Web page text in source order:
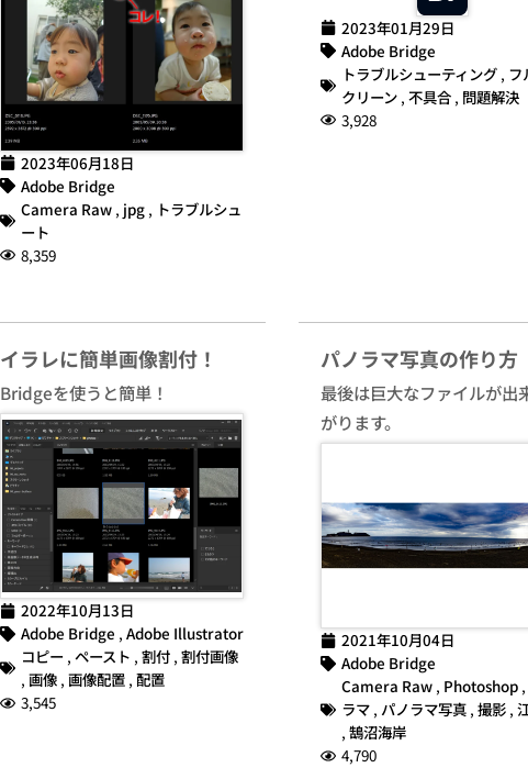
2023年06月18日
Adobe Bridge
Camera Raw, jpg, トラブルシュ
ート
8,359
2023年01月29日
Adobe Bridge
トラブルシューティング , フ
クリーン , 不具合 , 問題解決
3,928
イラレに簡単画像割付！
Bridgeを使うと簡単！
2022年10月13日
Adobe Bridge , Adobe Illustrator
コピー, ペースト , 割付, 割付画像
, 画像, 画像配置, 配置
3,545
パノラマ写真の作り方
最後は巨大なファイルが出
がります。
2021年10月04日
Adobe Bridge
Camera Raw , Photoshop ,
ラマ , パノラマ写真 , 撮影 ,
, 鵠沼海岸
4,790